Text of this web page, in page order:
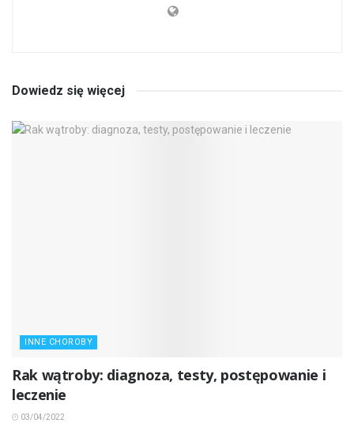
Dowiedz się więcej
INNE CHOROBY
Rak wątroby: diagnoza, testy, postępowanie i
leczenie
03/04/2022